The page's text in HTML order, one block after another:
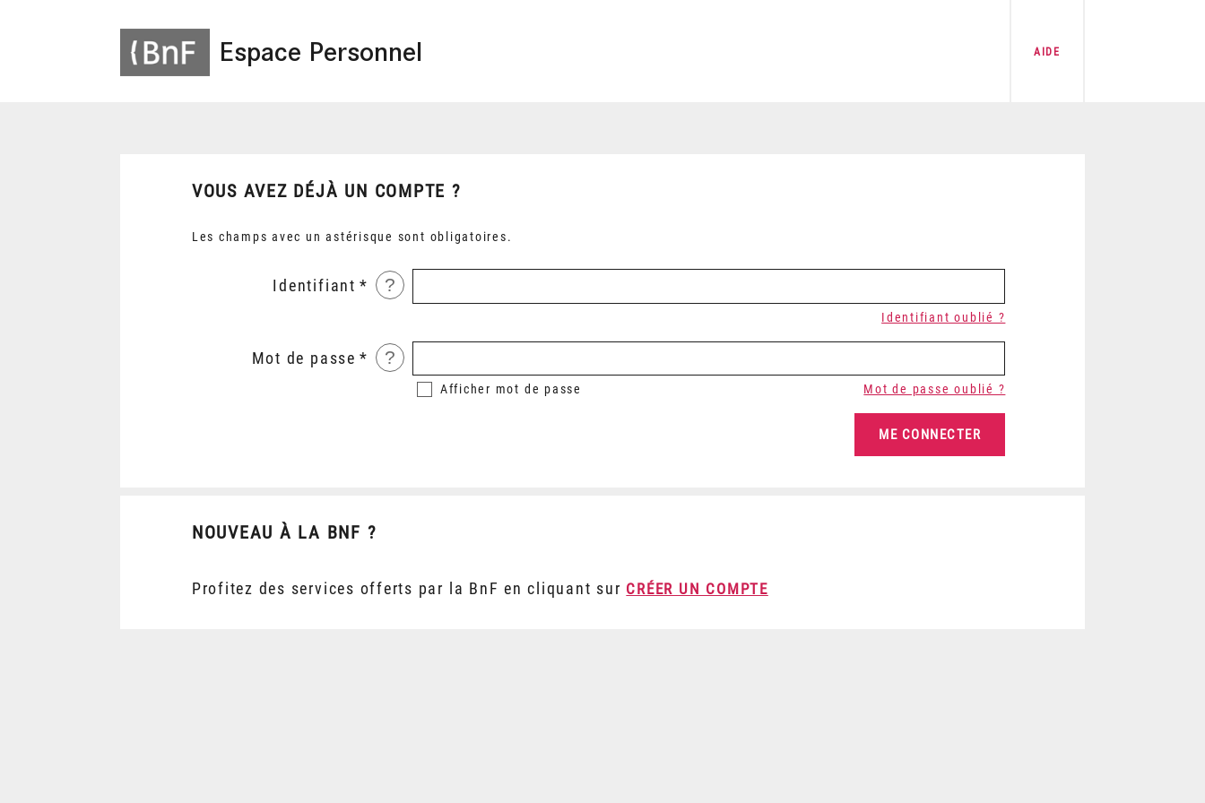
Espace Personnel AIDE
VOUS AVEZ DÉJÀ UN COMPTE ?
Les champs avec un astérisque sont obligatoires.
Identifiant ?
Identifiant oublié ?
Mot de passe ?
Afficher mot de passe Mot de passe oublié ?
NOUVEAU À LA BNF ?
Profitez des services offerts par la BnF en cliquant sur CRÉER UN COMPTE